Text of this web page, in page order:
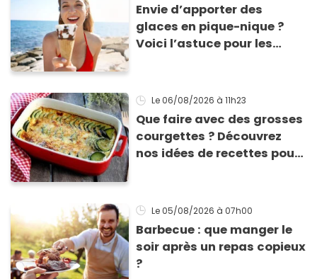
Envie d’apporter des
glaces en pique-nique ?
Voici l’astuce pour les
ne fondent !
Le 06/08/2026 à 11h23
Que faire avec des grosses
courgettes ? Découvrez
nos idées de recettes pour
Le 05/08/2026 à 07h00
Barbecue : que manger le
soir après un repas copieux
?